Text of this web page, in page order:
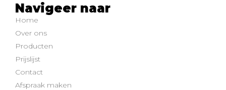
Navigeer naar
Home
Over ons
Producten
Prijslijst
Contact
Afspraak maken